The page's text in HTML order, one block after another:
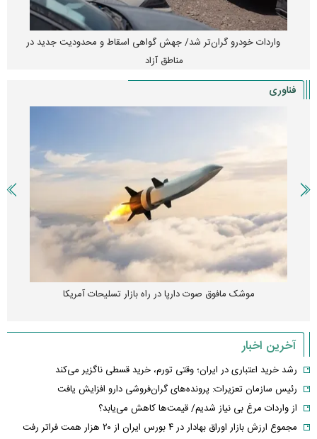
واردات خودرو گران‌تر شد/ جهش گواهی اسقاط و محدودیت جدید در
مناطق آزاد
فناوری
موشک مافوق صوت دارپا در راه بازار تسلیحات آمریکا
آخرین اخبار
رشد خرید اعتباری در ایران؛ وقتی تورم، خرید قسطی ناگزیر می‌کند
رئیس سازمان تعزیرات: پرونده‌های گران‌فروشی دارو افزایش یافت
از واردات مرغ بی نیاز شدیم/ قیمت‌ها کاهش می‌یابد؟
مجموع ارزش بازار اوراق بهادار در ۴ بورس ایران از ۲۰ هزار همت فراتر رفت